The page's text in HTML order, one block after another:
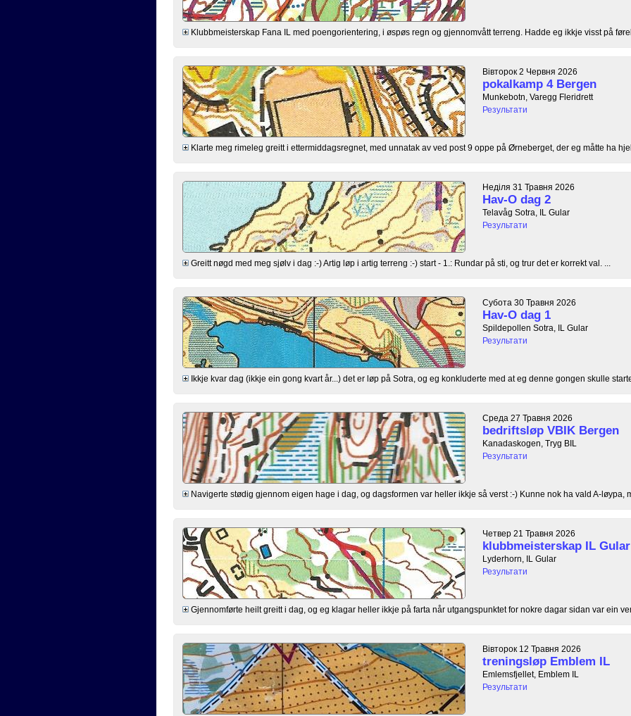
Klubbmeisterskap Fana IL med poengorientering, i øspøs regn og gjennomvått terreng. Hadde eg ikkje visst på
Вівторок 2 Червня 2026
pokalkamp 4 Bergen
Munkebotn, Varegg Fleridrett
Результати
Klarte meg rimeleg greitt i ettermiddagsregnet, med unnatak av ved post 9 oppe på Ørneberget, der eg måtte ha
Неділя 31 Травня 2026
Hav-O dag 2
Telavåg Sotra, IL Gular
Результати
Greitt nøgd med meg sjølv i dag :-) Artig løp i artig terreng :-) start - 1.: Rundar på sti, og trur det er korrekt val. ...
Субота 30 Травня 2026
Hav-O dag 1
Spildepollen Sotra, IL Gular
Результати
Ikkje kvar dag (ikkje ein gong kvart år...) det er løp på Sotra, og eg konkluderte med at eg denne gongen skulle
Среда 27 Травня 2026
bedriftsløp VBIK Bergen
Kanadaskogen, Tryg BIL
Результати
Navigerte stødig gjennom eigen hage i dag, og dagsformen var heller ikkje så verst :-) Kunne nok ha vald A-løypa,
Четвер 21 Травня 2026
klubbmeisterskap IL Gular
Lyderhorn, IL Gular
Результати
Gjennomførte heilt greitt i dag, og eg klagar heller ikkje på farta når utgangspunktet for nokre dagar sidan var ein
Вівторок 12 Травня 2026
treningsløp Emblem IL
Emlemsfjellet, Emblem IL
Результати